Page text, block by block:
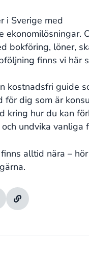
i Sverige med
ekonomilösningar.
bokföring, löner,
finns vi här
kostnadsfri guide
för dig som är
kring hur du kan
undvika vanliga
alltid nära –
gärna.